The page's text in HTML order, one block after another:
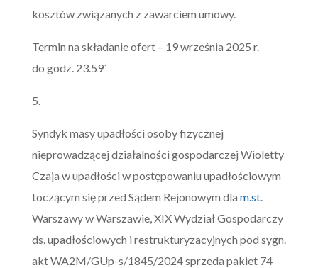
kosztów związanych z zawarciem umowy.
Termin na składanie ofert – 19 września 2025 r.
do godz. 23.59`
5.
Syndyk masy upadłości osoby fizycznej
nieprowadzącej działalności gospodarczej Wioletty
Czaja w upadłości w postępowaniu upadłościowym
toczącym się przed Sądem Rejonowym dla m.st.
Warszawy w Warszawie, XIX Wydział Gospodarczy
ds. upadłościowych i restrukturyzacyjnych pod sygn.
akt WA2M/GUp-s/1845/2024 sprzeda pakiet 74